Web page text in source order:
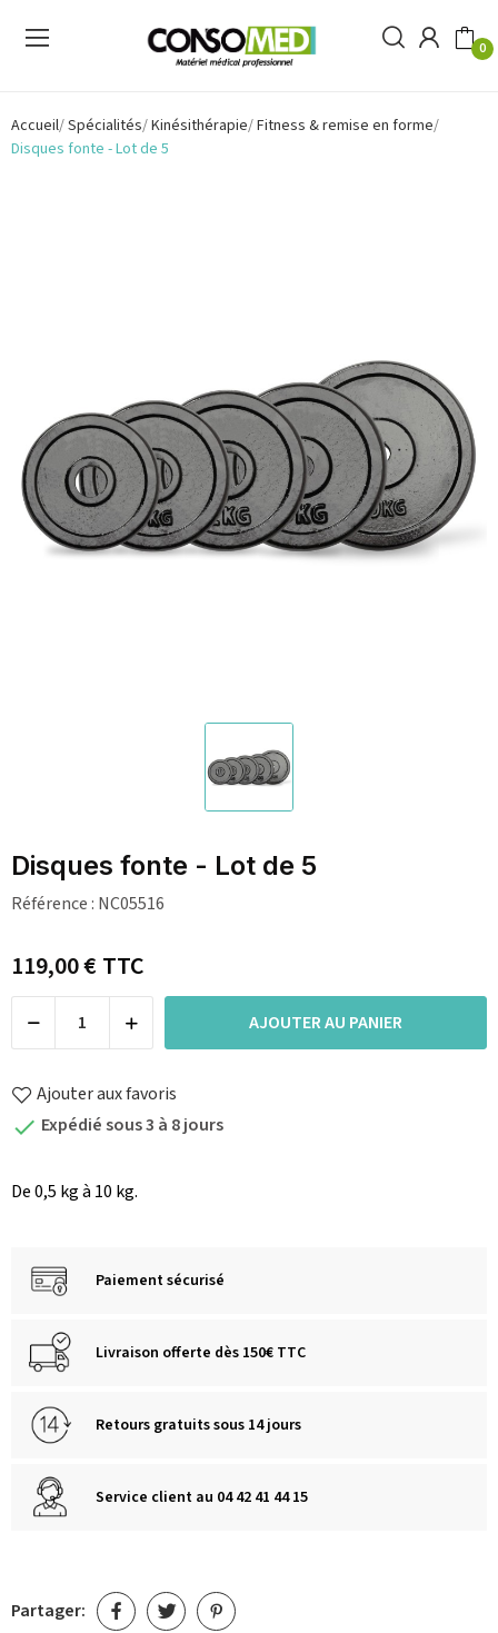
0
Accueil Spécialités Kinésithérapie Fitness & remise en forme
Disques fonte - Lot de 5
Disques fonte - Lot de 5
Référence : NC05516
119,00 €TTC
AJOUTER AU PANIER
Ajouter aux favoris
 Expédié sous 3 à 8 jours
De 0,5 kg à 10 kg.
Paiement sécurisé
Livraison offerte dès 150€ TTC
Retours gratuits sous 14 jours
Service client au 04 42 41 44 15
Partager: